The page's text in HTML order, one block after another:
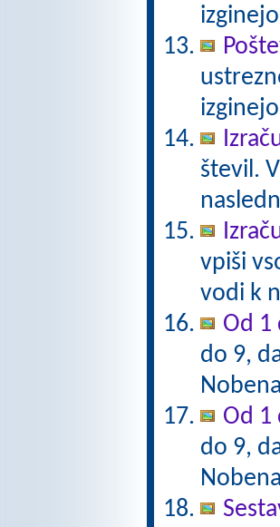
števil.
vpiši
vodi k
Od 1
do 9,
Od 1
do 9,